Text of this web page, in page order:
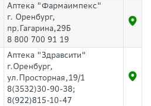
Аптека "Фармаимпекс"
г. Оренбург,
пр.Гагарина,29Б
8 800 700 91 19
Аптека "Здравсити"
г.Оренбург,
ул.Просторная,19/1
8(3532)30-90-38;
8(922)815-10-47